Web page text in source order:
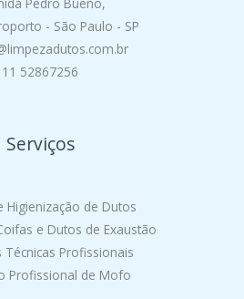
- São Paulo - SP
11 52867256
Serviços
Higienização de Dutos
e Dutos de Exaustão
Técnicas Profissionais
Profissional de Mofo